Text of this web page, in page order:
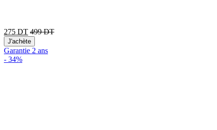
275 DT 499DT
J'achète
Garantie 2 ans
- 34%